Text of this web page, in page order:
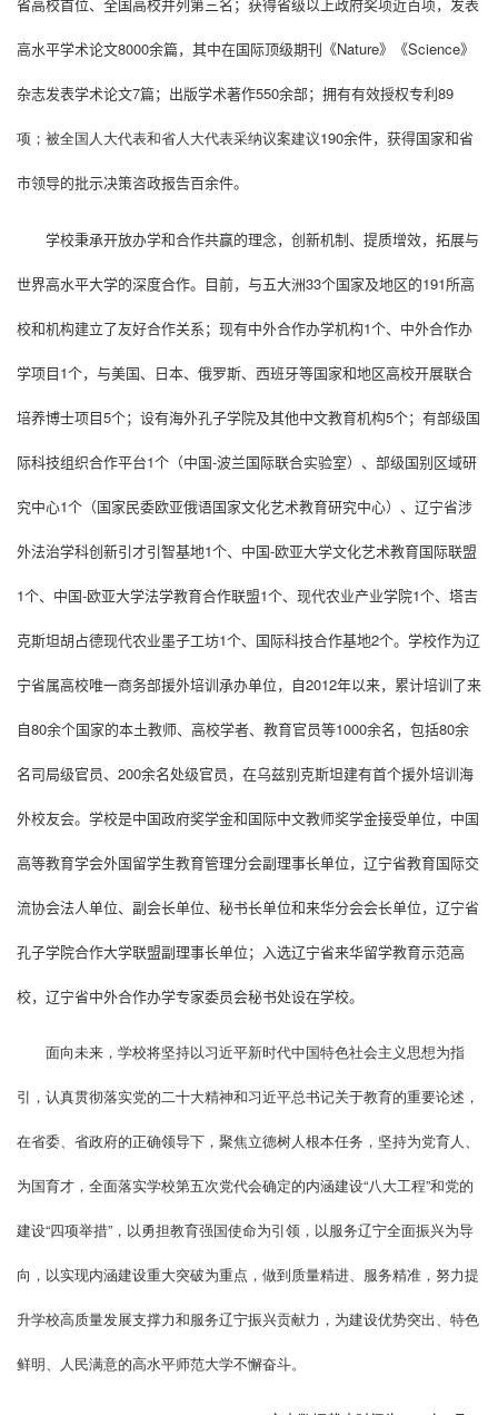
高水平学术论文8000余篇， 其中在国际顶级期刊《Nature》《Science》
杂志发表学术论文7篇； 出版学术著作550余部；拥有有效授权专利89
项；被全国人大代表和省人大代表采纳议案建议190余件，获得国家和省
市领导的批示决策咨政报告百余件。
学校秉承开放办学和合作共赢的理念，创新机制、提质增效，拓展与
世界高水平大学的深度合作。目前，与五大洲33个国家及地区的191所高
校和机构建立了友好合作关系；现有中外合作办学机构1个、中外合作办
学项目1个，与美国、日本、俄罗斯、西班牙等国家和地区高校开展联合
培养博士项目5个；设有海外孔子学院及其他中文教育机构5个； 有部级国
际科技组织合作平台1个 （中国-波兰国际联合实验室）、 部级国别区域研
究中心1个（国家民委欧亚俄语国家文化艺术教育研究中心）、 辽宁省涉
外法治学科创新引才引智基地1个、 中国-欧亚大学文化艺术教育国际联盟
1个、 中国-欧亚大学法学教育合作联盟1个、 现代农业产业学院1个、塔吉
克斯坦胡占德现代农业墨子工坊1个、 国际科技合作基地2个。学校作为辽
宁省属高校唯一商务部援外培训承办单位，自2012年以来，累计培训了来
自80余个国家的本土教师、高校学者、教育官员等1000余名，包括80余
名司局级官员、 200余名处级官员， 在乌兹别克斯坦建有首个援外培训海
外校友会。学校是中国政府奖学金和国际中文教师奖学金接受单位，中国
高等教育学会外国留学生教育管理分会副理事长单位，辽宁省教育国际交
流协会法人单位、 副会长单位、 秘书长单位和来华分会会长单位，辽宁省
孔子学院合作大学联盟副理事长单位； 入选辽宁省来华留学教育示范高
校，辽宁省中外合作办学专家委员会秘书处设在学校。
面向未来，学校将坚持以习近平新时代中国特色社会主义思想为指
引，认真贯彻落实党的二十大精神和习近平总书记关于教育的重要论述，
在省委、省政府的正确领导下，聚焦立德树人根本任务，坚持为党育人、
为国育才，全面落实学校第五次党代会确定的内涵建设“八大工程”和党的
建设“四项举措”，以勇担教育强国使命为引领，以服务辽宁全面振兴为导
向，以实现内涵建设重大突破为重点，做到质量精进、服务精准，努力提
升学校高质量发展支撑力和服务辽宁振兴贡献力，为建设优势突出、特色
鲜明、人民满意的高水平师范大学不懈奋斗。